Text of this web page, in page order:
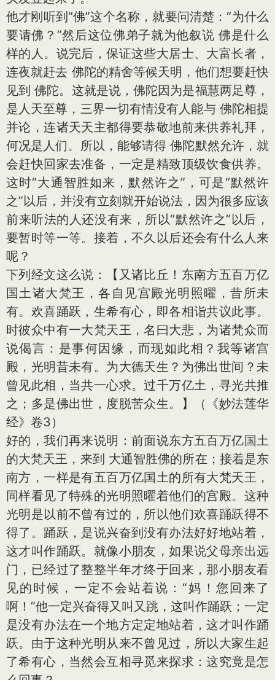
他才刚听到“佛”这个名称，就要问清楚：“为什么
要请佛？”然后这位佛弟子就为他叙说 佛是什么
样的人。说完后，保证这些大居士、大富长者，
连夜就赶去 佛陀的精舍等候天明，他们想要赶快
见到 佛陀。这就是说，佛陀因为是福慧两足尊，
是人天至尊，三界一切有情没有人能与 佛陀相提
并论，连诸天天主都得要恭敬地前来供养礼拜，
何况是人们。所以，能够请得 佛陀默然允许，就
会赶快回家去准备，一定是精致顶级饮食供养。
这时“大通智胜如来，默然许之”，可是“默然许
之”以后，并没有立刻就开始说法，因为很多应该
前来听法的人还没有来，所以“默然许之”以后，
要暂时等一等。接着，不久以后还会有什么人来
呢？
下列经文这么说：【又诸比丘！东南方五百万亿
国土诸大梵王，各自见宫殿光明照曜，昔所未
有。欢喜踊跃，生希有心，即各相诣共议此事。
时彼众中有一大梵天王，名曰大悲，为诸梵众而
说偈言：是事何因缘，而现如此相？我等诸宫
殿，光明昔未有。为大德天生？为佛出世间？未
曾见此相，当共一心求。过千万亿土，寻光共推
之；多是佛出世，度脱苦众生。】（《妙法莲华
经》卷3）
好的，我们再来说明：前面说东方五百万亿国土
的大梵天王，来到 大通智胜佛的所在；接着是东
南方，一样是有五百万亿国土的所有大梵天王，
同样看见了特殊的光明照曜着他们的宫殿。这种
光明是以前不曾有过的，所以他们欢喜踊跃得不
得了。踊跃，是说兴奋到没有办法好好地站着，
这才叫作踊跃。就像小朋友，如果说父母亲出远
门，已经过了整整半年才终于回来，那小朋友看
见的时候，一定不会站着说：“妈！您回来了
啊！”他一定兴奋得又叫又跳，这叫作踊跃；一定
是没有办法在一个地方定定地站着，这才叫作踊
跃。由于这种光明从来不曾见过，所以大家生起
了希有心，当然会互相寻觅来探求：这究竟是怎